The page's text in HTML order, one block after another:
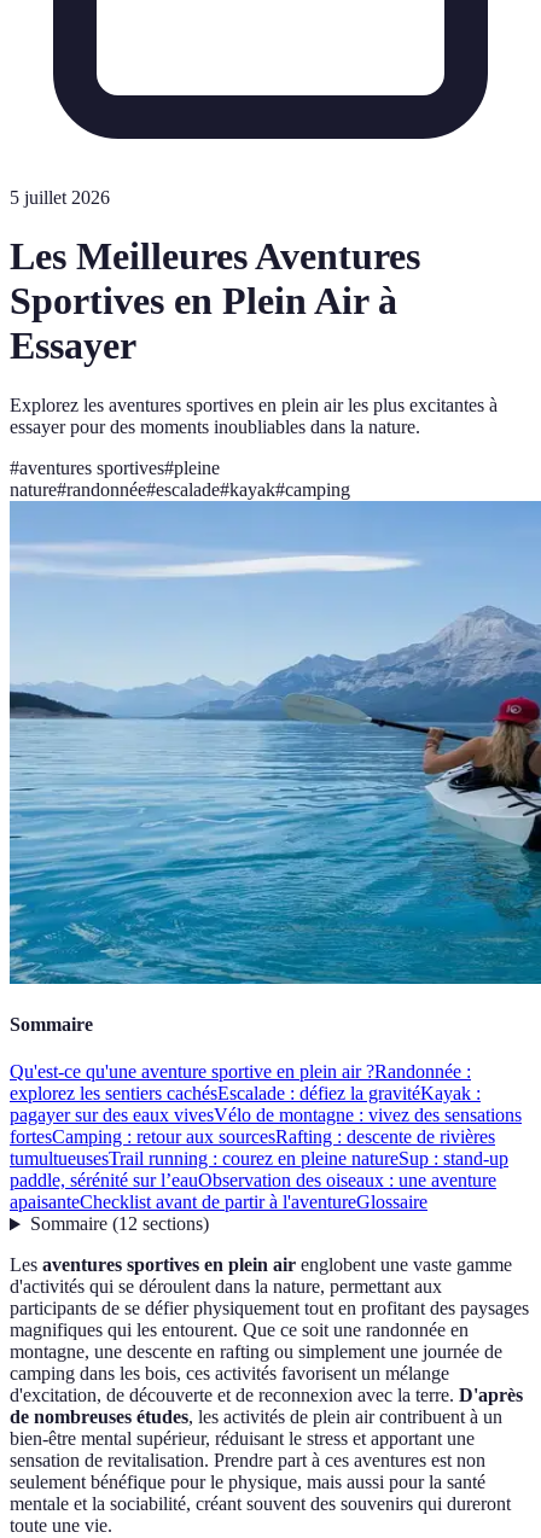
5 juillet 2026
Les Meilleures Aventures
Sportives en Plein Air à
Essayer
Explorez les aventures sportives en plein air les plus excitantes à
essayer pour des moments inoubliables dans la nature.
#aventures sportives#pleine
nature#randonnée#escalade#kayak#camping
Sommaire
Qu'est-ce qu'une aventure sportive en plein air ?Randonnée :
explorez les sentiers cachésEscalade : défiez la gravitéKayak :
pagayer sur des eaux vivesVélo de montagne : vivez des sensations
fortesCamping : retour aux sourcesRafting : descente de rivières
tumultueusesTrail running : courez en pleine natureSup : stand-up
paddle, sérénité sur l’eauObservation des oiseaux : une aventure
apaisanteChecklist avant de partir à l'aventureGlossaire
Sommaire(12 sections)
Les aventures sportives en plein air englobent une vaste gamme
d'activités qui se déroulent dans la nature, permettant aux
participants de se défier physiquement tout en profitant des paysages
magnifiques qui les entourent. Que ce soit une randonnée en
montagne, une descente en rafting ou simplement une journée de
camping dans les bois, ces activités favorisent un mélange
d'excitation, de découverte et de reconnexion avec la terre. D'après
de nombreuses études, les activités de plein air contribuent à un
bien-être mental supérieur, réduisant le stress et apportant une
sensation de revitalisation. Prendre part à ces aventures est non
seulement bénéfique pour le physique, mais aussi pour la santé
mentale et la sociabilité, créant souvent des souvenirs qui dureront
toute une vie.